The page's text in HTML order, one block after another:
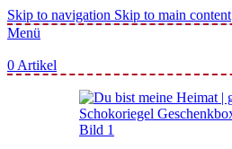
Skip to navigation Skip to main content
Menü
0 Artikel